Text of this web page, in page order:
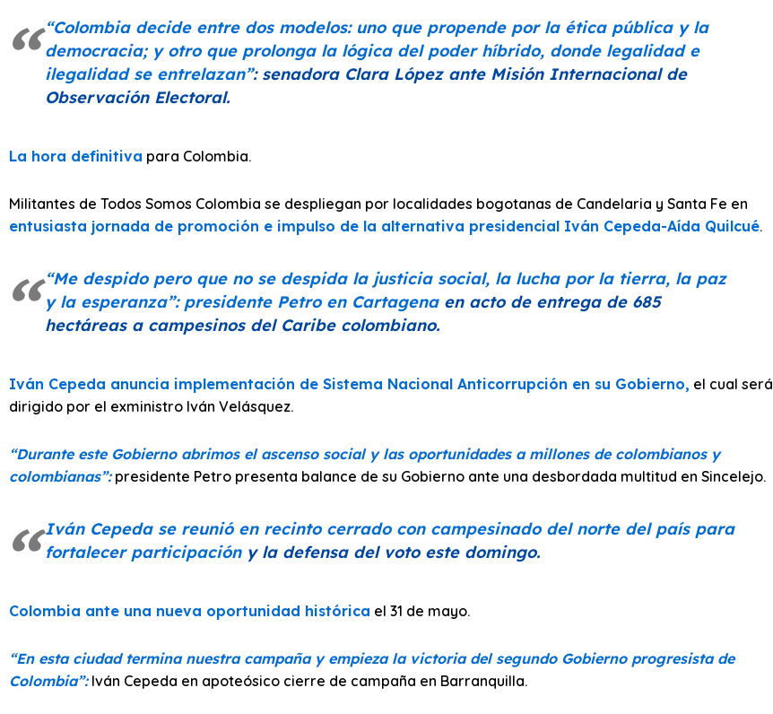
“Colombia decide entre dos modelos: uno que propende por la ética pública y la
democracia; y otro que prolonga la lógica del poder híbrido, donde legalidad e
ilegalidad se entrelazan”: senadora Clara López ante Misión Internacional de
Observación Electoral.
La hora definitiva para Colombia.
Militantes de Todos Somos Colombia se despliegan por localidades bogotanas de Candelaria y Santa Fe en
entusiasta jornada de promoción e impulso de la alternativa presidencial Iván Cepeda-Aída Quilcué.
“Me despido pero que no se despida la justicia social, la lucha por la tierra, la paz
y la esperanza”: presidente Petro en Cartagenaen acto de entrega de 685
hectáreas a campesinos del Caribe colombiano.
Iván Cepeda anuncia implementación de Sistema Nacional Anticorrupción en su Gobierno, el cual será
dirigido por el exministro Iván Velásquez.
“Durante este Gobierno abrimos el ascenso social y las oportunidades a millones de colombianos y
colombianas”:presidente Petro presenta balance de su Gobierno ante una desbordada multitud en Sincelejo.
Iván Cepeda se reunió en recinto cerrado con campesinado del norte del país para
fortalecer participacióny la defensa del voto este domingo.
Colombia ante una nueva oportunidad histórica el 31 de mayo.
“En esta ciudad termina nuestra campaña y empieza la victoria del segundo Gobierno progresista de
Colombia”:Iván Cepeda en apoteósico cierre de campaña en Barranquilla.